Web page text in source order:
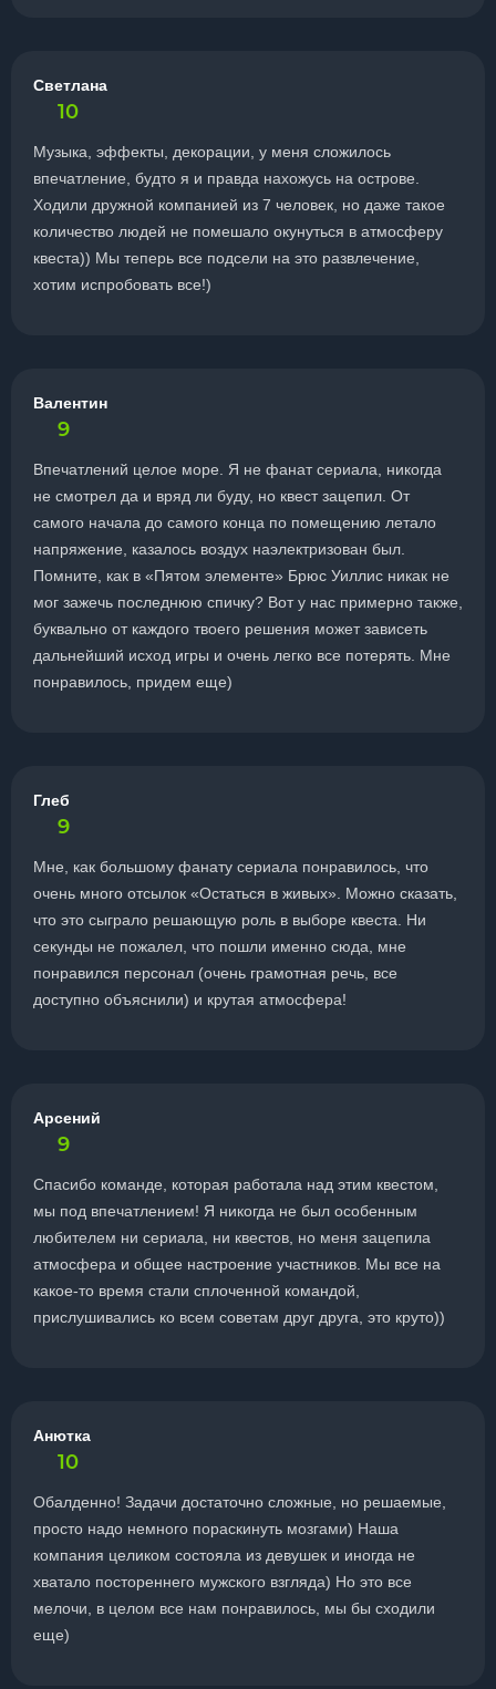
Светлана
10
Музыка, эффекты, декорации, у меня сложилось
впечатление, будто я и правда нахожусь на острове.
Ходили дружной компанией из 7 человек, но даже такое
количество людей не помешало окунуться в атмосферу
квеста)) Мы теперь все подсели на это развлечение,
хотим испробовать все!)
Валентин
9
Впечатлений целое море. Я не фанат сериала, никогда
не смотрел да и вряд ли буду, но квест зацепил. От
самого начала до самого конца по помещению летало
напряжение, казалось воздух наэлектризован был.
Помните, как в «Пятом элементе» Брюс Уиллис никак не
мог зажечь последнюю спичку? Вот у нас примерно также,
буквально от каждого твоего решения может зависеть
дальнейший исход игры и очень легко все потерять. Мне
понравилось, придем еще)
Глеб
9
Мне, как большому фанату сериала понравилось, что
очень много отсылок «Остаться в живых». Можно сказать,
что это сыграло решающую роль в выборе квеста. Ни
секунды не пожалел, что пошли именно сюда, мне
понравился персонал (очень грамотная речь, все
доступно объяснили) и крутая атмосфера!
Арсений
9
Спасибо команде, которая работала над этим квестом,
мы под впечатлением! Я никогда не был особенным
любителем ни сериала, ни квестов, но меня зацепила
атмосфера и общее настроение участников. Мы все на
какое-то время стали сплоченной командой,
прислушивались ко всем советам друг друга, это круто))
Анютка
10
Обалденно! Задачи достаточно сложные, но решаемые,
просто надо немного пораскинуть мозгами) Наша
компания целиком состояла из девушек и иногда не
хватало постореннего мужского взгляда) Но это все
мелочи, в целом все нам понравилось, мы бы сходили
еще)